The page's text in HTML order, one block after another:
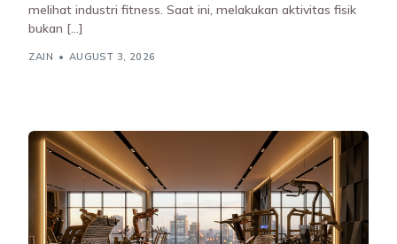
melihat industri fitness. Saat ini, melakukan aktivitas fisik
bukan […]
ZAIN AUGUST 3, 2026